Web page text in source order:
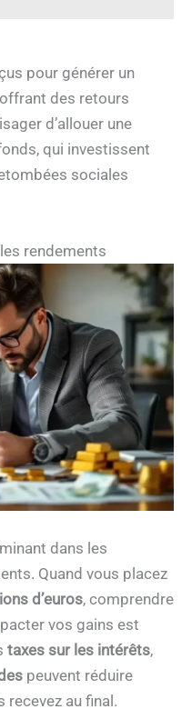
pour générer un
des retours
d’allouer une
qui investissent
sociales
rendements
dans les
Quand vous placez
d’euros, comprendre
vos gains est
taxes sur les intérêts,
peuvent réduire
recevez au final.